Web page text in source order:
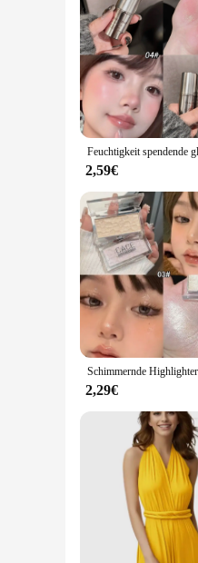
Features:
**Unmatched
Crafted from
offer a unique
water-based
**Versatile and
Whether you're a
lightweight design
with friends or for
**Perfect for Every
day out on the
you need for a safe
2,59€
2,29€